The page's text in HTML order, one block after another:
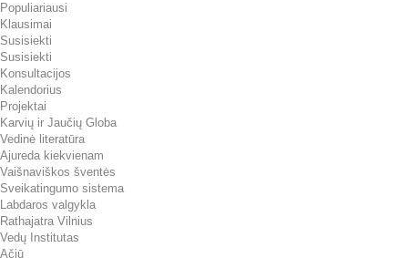
Populiariausi
Klausimai
Susisiekti
Susisiekti
Konsultacijos
Kalendorius
Projektai
Karvių ir Jaučių Globa
Vedinė literatūra
Ajureda kiekvienam
Vaišnaviškos šventės
Sveikatingumo sistema
Labdaros valgykla
Rathajatra Vilnius
Vedų Institutas
Ačiū